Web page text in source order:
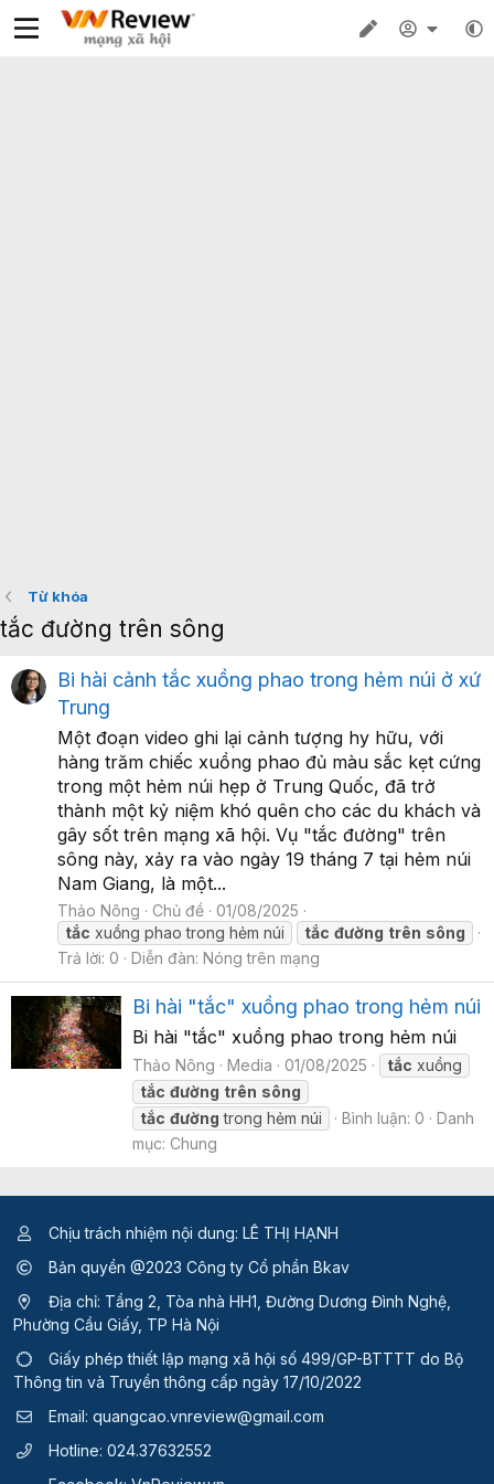
Từ khóa
tắc đường trên sông
Bi hài cảnh tắc xuồng phao trong hẻm núi ở xứ
Trung
Một đoạn video ghi lại cảnh tượng hy hữu, với
hàng trăm chiếc xuồng phao đủ màu sắc kẹt cứng
trong một hẻm núi hẹp ở Trung Quốc, đã trở
thành một kỷ niệm khó quên cho các du khách và
gây sốt trên mạng xã hội. Vụ "tắc đường" trên
sông này, xảy ra vào ngày 19 tháng 7 tại hẻm núi
Nam Giang, là một...
Thảo Nông Chủ đề
01/08/2025
tắc xuồng phao trong hẻm núi tắc đường trên sông
Trả lời: 0
Diễn đàn: Nóng trên mạng
Bi hài "tắc" xuồng phao trong hẻm núi
Bi hài "tắc" xuồng phao trong hẻm núi
Thảo Nông Media 01/08/2025 tắc xuồng
tắc đường trên sông
tắc đường trong hẻm núi Bình luận: 0
Danh
mục: Chung
Chịu trách nhiệm nội dung: LÊ THỊ HẠNH
Bản quyền @2023 Công ty Cổ phần Bkav
Địa chỉ: Tầng 2, Tòa nhà HH1, Đường Dương Đình Nghệ,
Phường Cầu Giấy, TP Hà Nội
Giấy phép thiết lập mạng xã hội số 499/GP-BTTTT do Bộ
Thông tin và Truyền thông cấp ngày 17/10/2022
Email: quangcao.vnreview@gmail.com
Hotline: 024.37632552